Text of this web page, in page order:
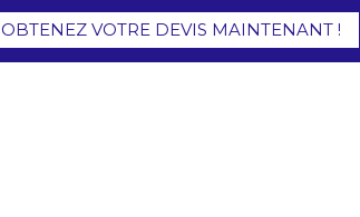
OBTENEZ VOTRE DEVIS MAINTENANT !